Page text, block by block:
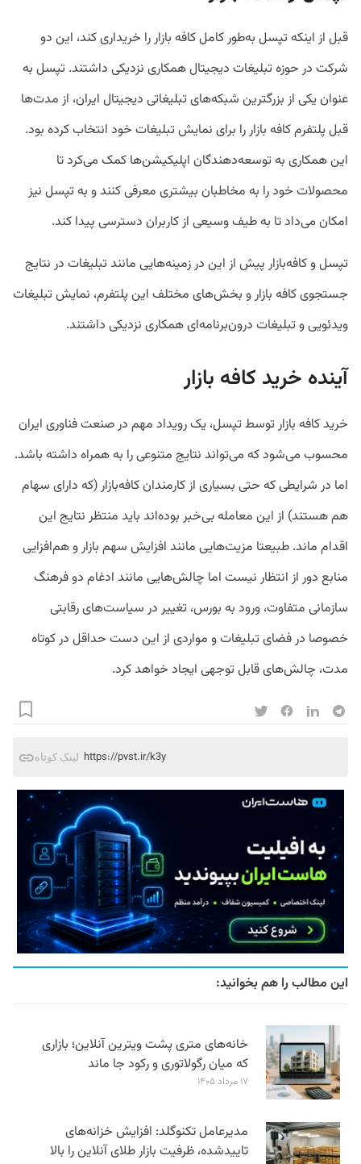
قبل از اینکه تپسل به‌طور کامل کافه بازار را خریداری کند، این دو
شرکت در حوزه تبلیغات دیجیتال همکاری نزدیکی داشتند. تپسل به
عنوان یکی از بزرگترین شبکه‌های تبلیغاتی دیجیتال ایران، از مدت‌ها
قبل پلتفرم کافه بازار را برای نمایش تبلیغات خود انتخاب کرده بود.
این همکاری به توسعه‌دهندگان اپلیکیشن‌ها کمک می‌کرد تا
محصولات خود را به مخاطبان بیشتری معرفی کنند و به تپسل نیز
امکان می‌داد تا به طیف وسیعی از کاربران دسترسی پیدا کند.
تپسل و کافه‌بازار پیش از این در زمینه‌هایی مانند تبلیغات در نتایج
جستجوی کافه بازار و بخش‌های مختلف این پلتفرم، نمایش تبلیغات
ویدئویی و تبلیغات درون‌برنامه‌ای همکاری نزدیکی داشتند.
آینده خرید کافه بازار
خرید کافه بازار توسط تپسل، یک رویداد مهم در صنعت فناوری ایران
محسوب می‌شود که می‌تواند نتایج متنوعی را به همراه داشته باشد.
اما در شرایطی که حتی بسیاری از کارمندان کافه‌بازار (که دارای سهام
هم هستند) از این معامله بی‌خبر بوده‌اند باید منتظر نتایج این
اقدام ماند. طبیعتا مزیت‌هایی مانند افزایش سهم بازار و هم‌افزایی
منابع دور از انتظار نیست اما چالش‌هایی مانند ادغام دو فرهنگ
سازمانی متفاوت، ورود به بورس، تغییر در سیاست‌های رقابتی
خصوصا در فضای تبلیغات و مواردی از این دست حداقل در کوتاه
مدت، چالش‌های قابل توجهی ایجاد خواهد کرد.
لینک کوتاه https://pvst.ir/k3y
این مطالب را هم بخوانید:
خانه‌های متری پشت ویترین آنلاین؛ بازاری
که میان رگولاتوری و رکود جا ماند
۱۷ مرداد ۱۴۰۵
مدیرعامل تکنوگلد: افزایش خزانه‌های
تاییدشده، ظرفیت بازار طلای آنلاین را بالا